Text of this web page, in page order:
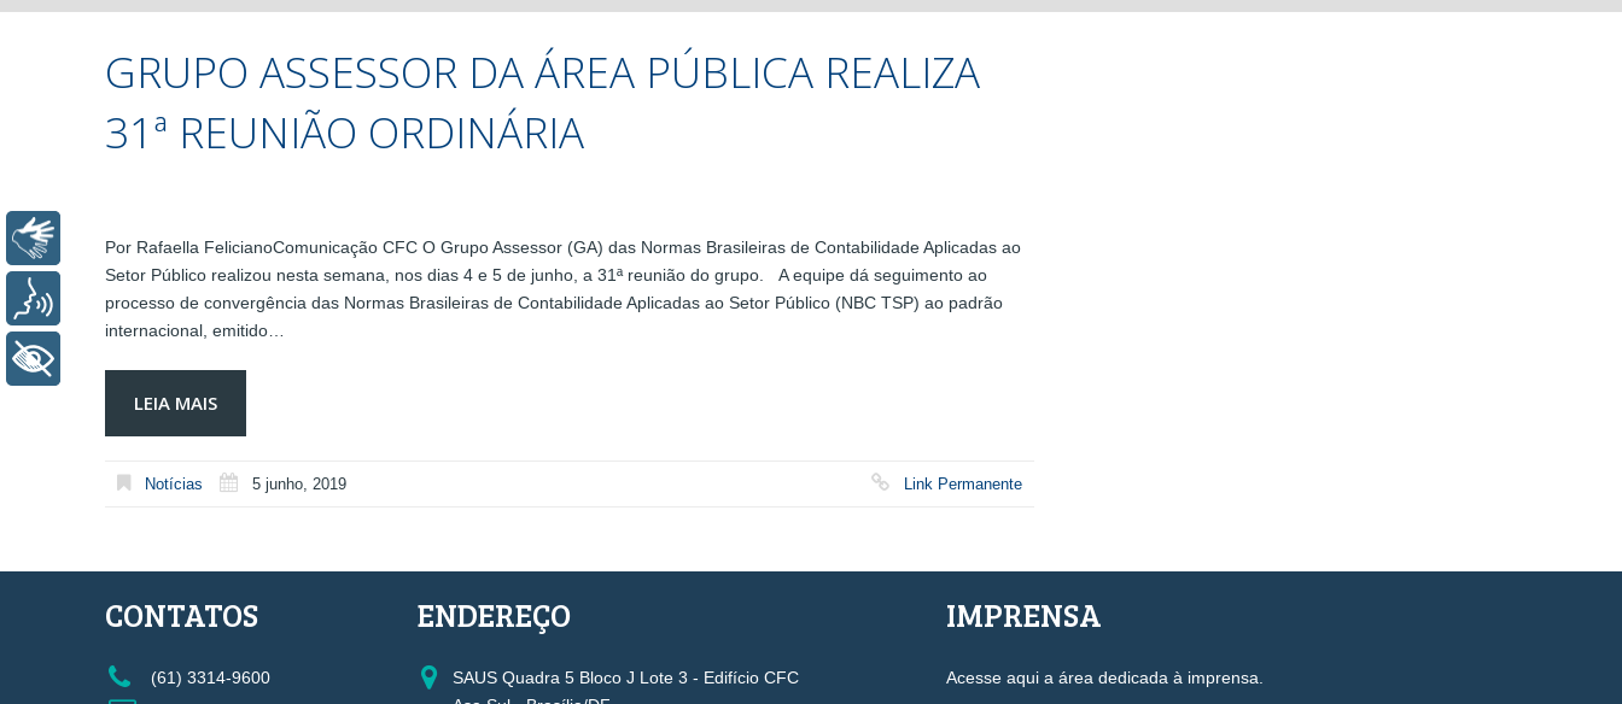
GRUPO ASSESSOR DA ÁREA PÚBLICA REALIZA
31ª REUNIÃO ORDINÁRIA
Por Rafaella FelicianoComunicação CFC O Grupo Assessor (GA) das Normas Brasileiras de Contabilidade Aplicadas ao
Setor Público realizou nesta semana, nos dias 4 e 5 de junho, a 31ª reunião do grupo. A equipe dá seguimento ao
processo de convergência das Normas Brasileiras de Contabilidade Aplicadas ao Setor Público (NBC TSP) ao padrão
internacional, emitido…
LEIA MAIS
Notícias 5 junho, 2019 Link Permanente
CONTATOS
(61) 3314-9600
ENDEREÇO
SAUS Quadra 5 Bloco J Lote 3 - Edifício CFC
IMPRENSA
Acesse aqui a área dedicada à imprensa.
Libras
Voz